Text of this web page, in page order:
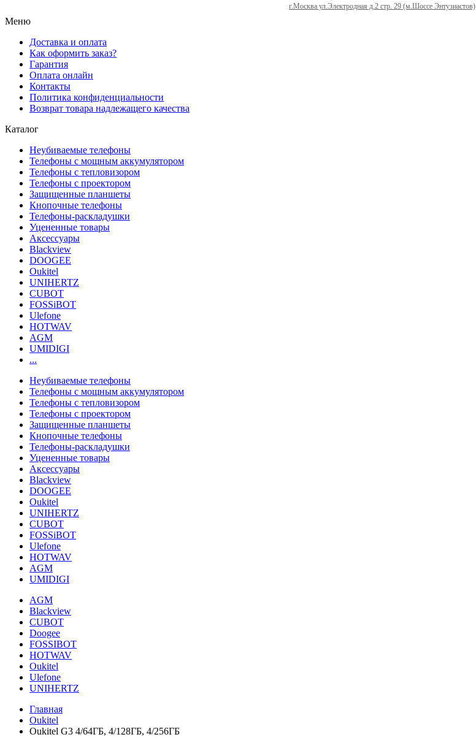
г.Москва ул.Электродная д.2 стр. 29 (м.Шоссе Энтузиастов)
Меню
Доставка и оплата
Как оформить заказ?
Гарантия
Оплата онлайн
Контакты
Политика конфиденциальности
Возврат товара надлежащего качества
Каталог
Неубиваемые телефоны
Телефоны с мощным аккумулятором
Телефоны с тепловизором
Телефоны с проектором
Защищенные планшеты
Кнопочные телефоны
Телефоны-раскладушки
Уцененные товары
Аксессуары
Blackview
DOOGEE
Oukitel
UNIHERTZ
CUBOT
FOSSiBOT
Ulefone
HOTWAV
AGM
UMIDIGI
...
Неубиваемые телефоны
Телефоны с мощным аккумулятором
Телефоны с тепловизором
Телефоны с проектором
Защищенные планшеты
Кнопочные телефоны
Телефоны-раскладушки
Уцененные товары
Аксессуары
Blackview
DOOGEE
Oukitel
UNIHERTZ
CUBOT
FOSSiBOT
Ulefone
HOTWAV
AGM
UMIDIGI
AGM
Blackview
CUBOT
Doogee
FOSSIBOT
HOTWAV
Oukitel
Ulefone
UNIHERTZ
Главная
Oukitel
Oukitel G3 4/64ГБ, 4/128ГБ, 4/256ГБ